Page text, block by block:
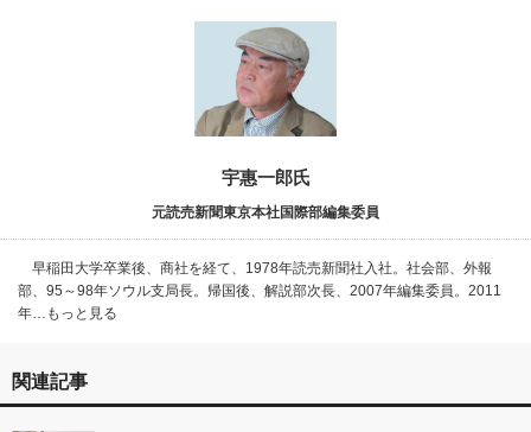
宇惠一郎氏
元読売新聞東京本社国際部編集委員
早稲田大学卒業後、商社を経て、1978年読売新聞社入社。社会部、外報
部、95～98年ソウル支局長。帰国後、解説部次長、2007年編集委員。2011
年…もっと見る
関連記事